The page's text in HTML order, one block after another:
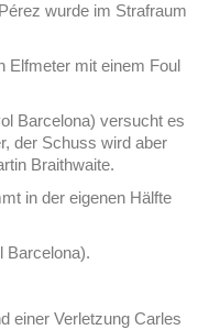
wurde im Strafraum
Elfmeter mit einem Foul
Barcelona) versucht es
der Schuss wird aber
Braithwaite.
in der eigenen Hälfte
Barcelona).
einer Verletzung Carles